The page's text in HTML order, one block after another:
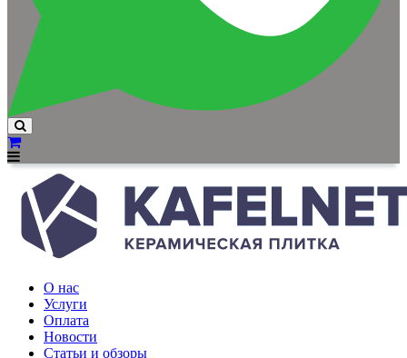
О нас
Услуги
Оплата
Новости
Статьи и обзоры